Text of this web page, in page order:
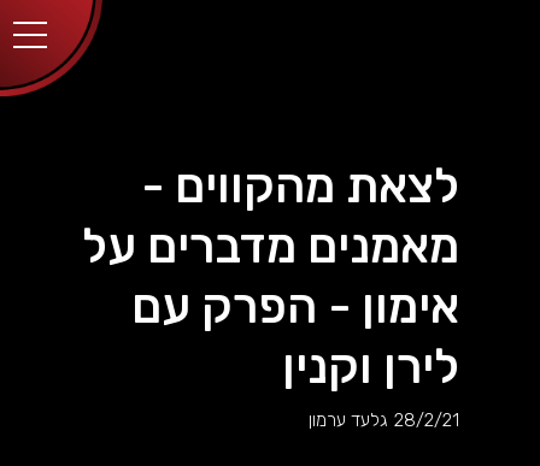
לצאת מהקווים -
מאמנים מדברים על
אימון - הפרק עם
לירן וקנין
28/2/21 גלעד ערמון